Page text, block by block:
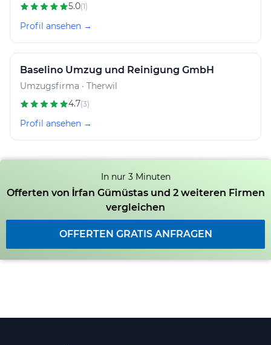
5.0(1)
Profil ansehen →
Baselino Umzug und Reinigung GmbH
Umzugsfirma · Therwil
4.7(3)
Profil ansehen →
In nur 3 Minuten
Offerten von İrfan Gümüstas und 2 weiteren Firmen
vergleichen
OFFERTEN GRATIS ANFRAGEN